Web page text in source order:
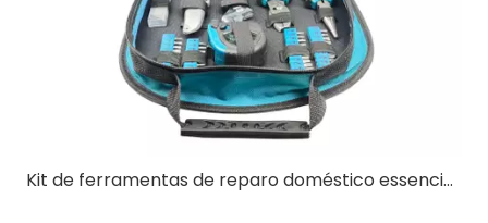
Kit de ferramentas de reparo doméstico essenciais para manutenção diária